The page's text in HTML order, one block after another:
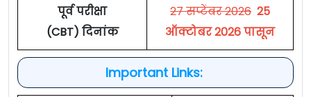
पूर्व परीक्षा
(CBT) दिनांक
27 सप्टेंबर 2026 25
ऑक्टोबर 2026 पासून
Important Links: